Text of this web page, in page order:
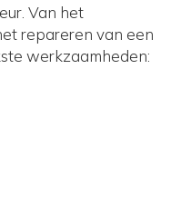
Van het
repareren van een
werkzaamheden: